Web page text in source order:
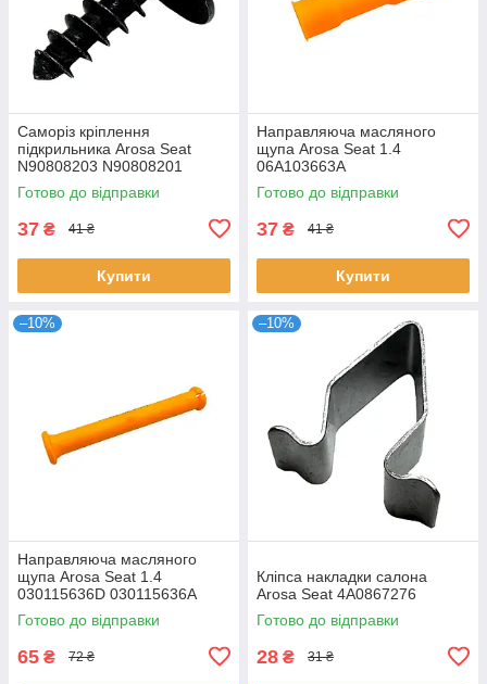
Саморіз кріплення
підкрильника Arosa Seat
N90808203 N90808201
Готово до відправки
37 ₴ 41 ₴
Купити
Направляюча масляного
щупа Arosa Seat 1.4
06A103663A
Готово до відправки
37 ₴ 41 ₴
Купити
–10%
Направляюча масляного
щупа Arosa Seat 1.4
030115636D 030115636A
Готово до відправки
65 ₴ 72 ₴
–10%
Кліпса накладки салона
Arosa Seat 4A0867276
Готово до відправки
28 ₴ 31 ₴